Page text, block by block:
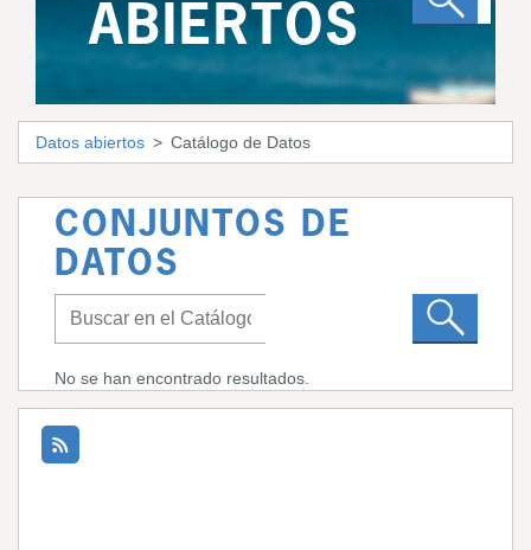
ABIERTOS
Datos abiertos Catálogo de Datos
CONJUNTOS DE
DATOS
No se han encontrado resultados.